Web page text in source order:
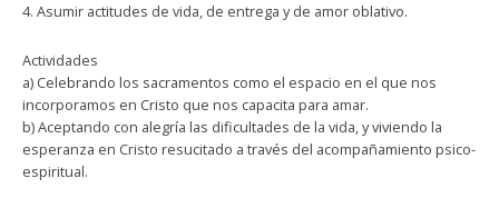
4. Asumir actitudes de vida, de entrega y de amor oblativo.
Actividades
a) Celebrando los sacramentos como el espacio en el que nos
incorporamos en Cristo que nos capacita para amar.
b) Aceptando con alegría las dificultades de la vida, y viviendo la
esperanza en Cristo resucitado a través del acompañamiento psico-
espiritual.